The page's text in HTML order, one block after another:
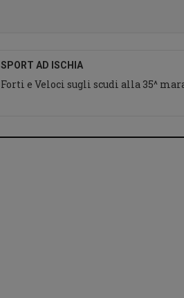
SPORT AD ISCHIA
Forti e Veloci sugli scudi alla 35^